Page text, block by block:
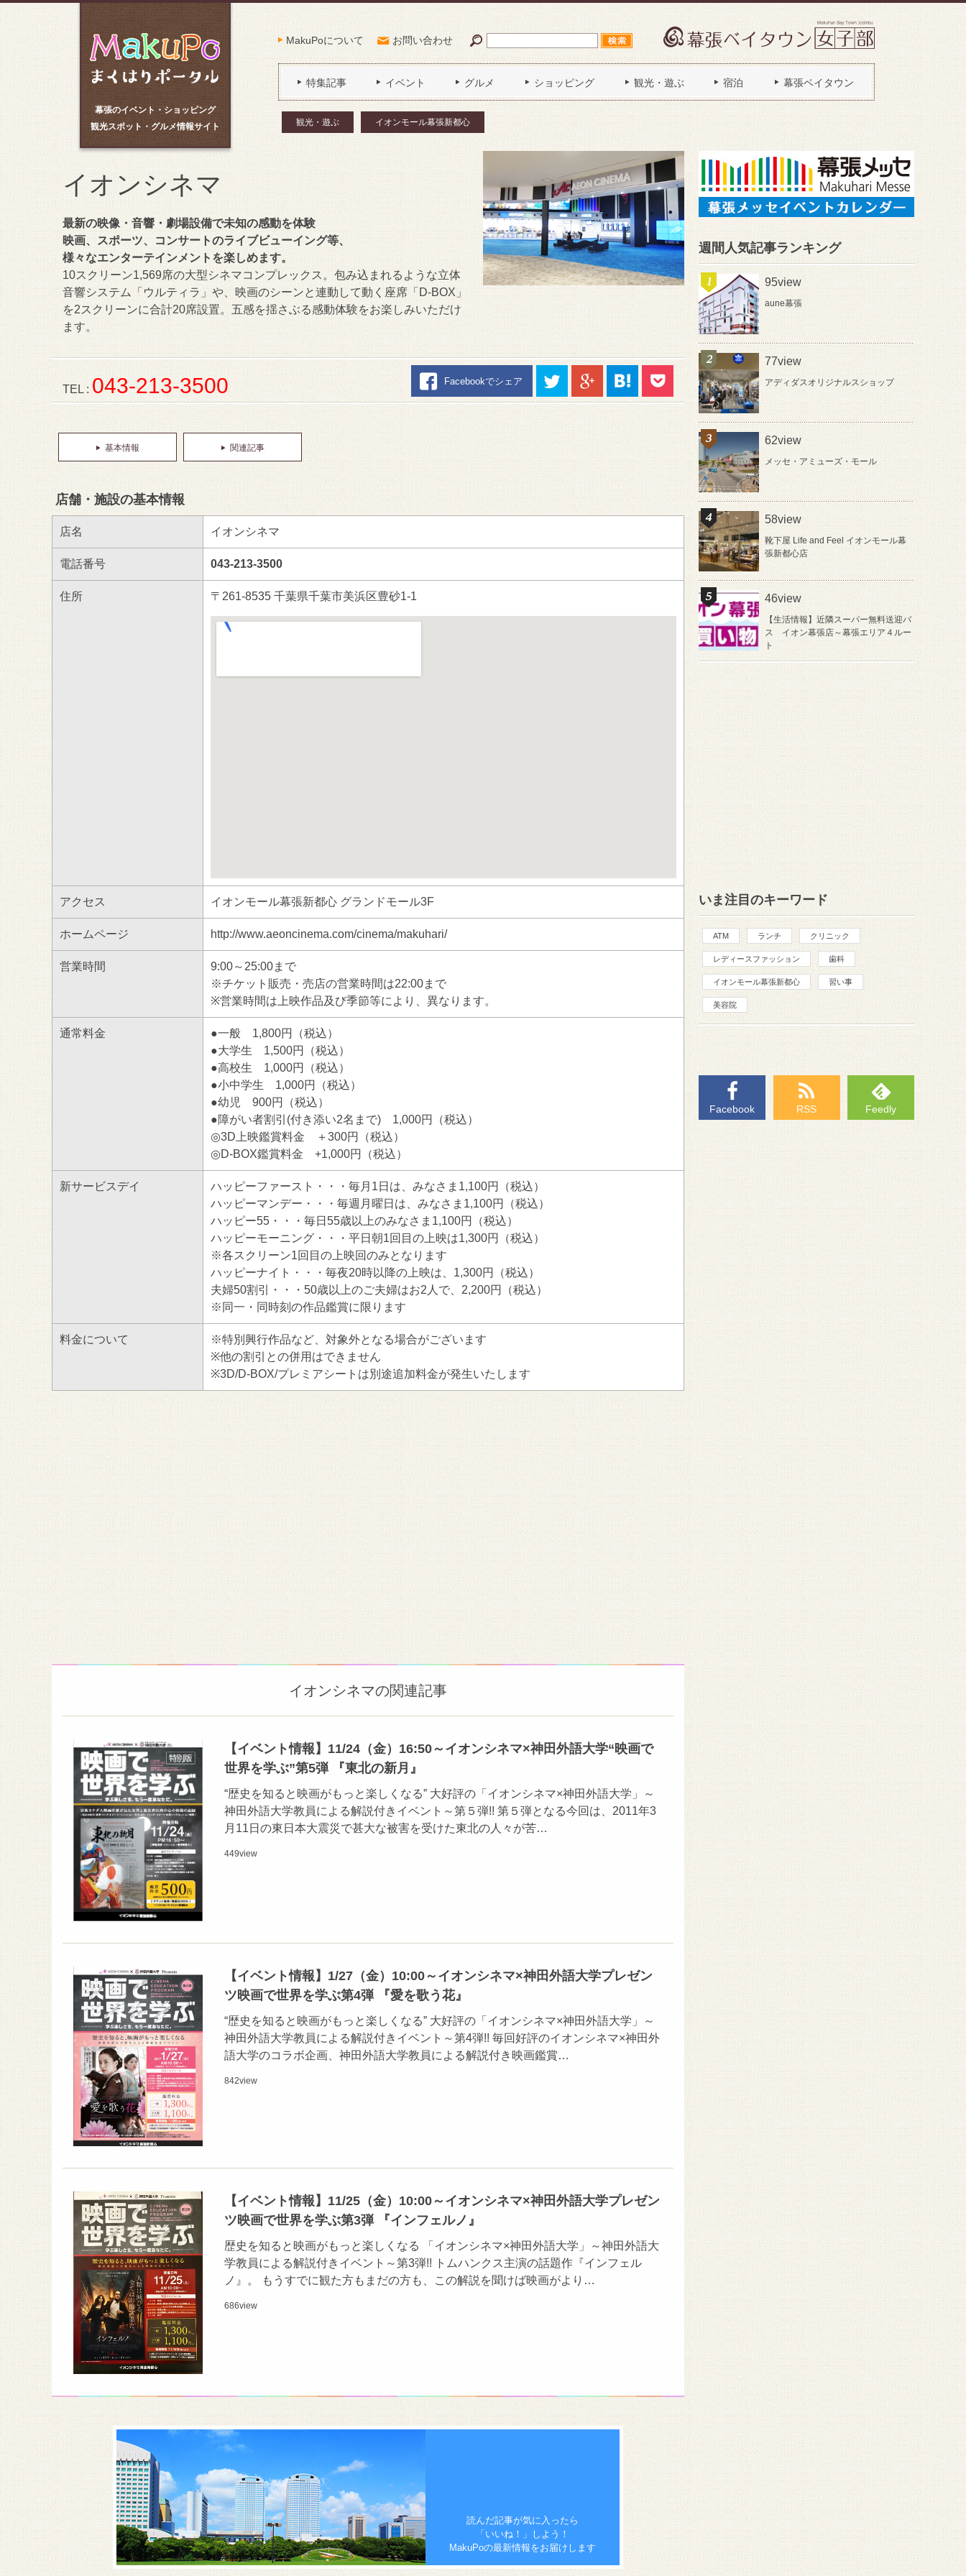
幕張のイベント・ショッピング
観光スポット・グルメ情報サイト
MakuPoについて お問い合わせ
特集記事 イベント グルメ ショッピング 観光・遊ぶ 宿泊 幕張ベイタウン
観光・遊ぶ イオンモール幕張新都心
イオンシネマ
最新の映像・音響・劇場設備で未知の感動を体験
映画、スポーツ、コンサートのライブビューイング等、
様々なエンターテインメントを楽しめます。
10スクリーン1,569席の大型シネマコンプレックス。包み込まれるような立体
音響システム「ウルティラ」や、映画のシーンと連動して動く座席「D-BOX」
を2スクリーンに合計20席設置。五感を揺さぶる感動体験をお楽しみいただけ
ます。
TEL : 043-213-3500 Facebookでシェア
基本情報 関連記事
店舗・施設の基本情報
店名 イオンシネマ
電話番号 043-213-3500
住所 〒261-8535 千葉県千葉市美浜区豊砂1-1
アクセス イオンモール幕張新都心 グランドモール3F
ホームページ http://www.aeoncinema.com/cinema/makuhari/
営業時間
9:00～25:00まで
※チケット販売・売店の営業時間は22:00まで
※営業時間は上映作品及び季節等により、異なります。
通常料金
●一般 1,800円（税込）
●大学生 1,500円（税込）
●高校生 1,000円（税込）
●小中学生 1,000円（税込）
●幼児 900円（税込）
●障がい者割引(付き添い2名まで) 1,000円（税込）
◎3D上映鑑賞料金 ＋300円（税込）
◎D-BOX鑑賞料金 +1,000円（税込）
新サービスデイ
ハッピーファースト・・・毎月1日は、みなさま1,100円（税込）
ハッピーマンデー・・・毎週月曜日は、みなさま1,100円（税込）
ハッピー55・・・毎日55歳以上のみなさま1,100円（税込）
ハッピーモーニング・・・平日朝1回目の上映は1,300円（税込）
※各スクリーン1回目の上映回のみとなります
ハッピーナイト・・・毎夜20時以降の上映は、1,300円（税込）
夫婦50割引・・・50歳以上のご夫婦はお2人で、2,200円（税込）
※同一・同時刻の作品鑑賞に限ります
料金について
※特別興行作品など、対象外となる場合がございます
※他の割引との併用はできません
※3D/D-BOX/プレミアシートは別途追加料金が発生いたします
イオンシネマの関連記事
【イベント情報】11/24（金）16:50～イオンシネマ×神田外語大学“映画で
世界を学ぶ”第5弾 『東北の新月』
“歴史を知ると映画がもっと楽しくなる” 大好評の「イオンシネマ×神田外語大学」～
神田外語大学教員による解説付きイベント～第５弾!! 第５弾となる今回は、2011年3
月11日の東日本大震災で甚大な被害を受けた東北の人々が苦…
449view
【イベント情報】1/27（金）10:00～イオンシネマ×神田外語大学プレゼン
ツ映画で世界を学ぶ第4弾 『愛を歌う花』
“歴史を知ると映画がもっと楽しくなる” 大好評の「イオンシネマ×神田外語大学」～
神田外語大学教員による解説付きイベント～第4弾!! 毎回好評のイオンシネマ×神田外
語大学のコラボ企画、神田外語大学教員による解説付き映画鑑賞…
842view
【イベント情報】11/25（金）10:00～イオンシネマ×神田外語大学プレゼン
ツ映画で世界を学ぶ第3弾 『インフェルノ』
歴史を知ると映画がもっと楽しくなる 「イオンシネマ×神田外語大学」～神田外語大
学教員による解説付きイベント～第3弾!! トムハンクス主演の話題作『インフェル
ノ』。 もうすでに観た方もまだの方も、この解説を聞けば映画がより…
686view
読んだ記事が気に入ったら
「いいね！」しよう！
MakuPoの最新情報をお届けします
週間人気記事ランキング
95view
aune幕張
77view
アディダスオリジナルスショップ
62view
メッセ・アミューズ・モール
58view
靴下屋 Life and Feel イオンモール幕
張新都心店
46view
【生活情報】近隣スーパー無料送迎バ
ス イオン幕張店～幕張エリア４ルー
ト
いま注目のキーワード
ATM ランチ クリニック
レディースファッション 歯科
イオンモール幕張新都心 習い事
美容院
Facebook RSS Feedly